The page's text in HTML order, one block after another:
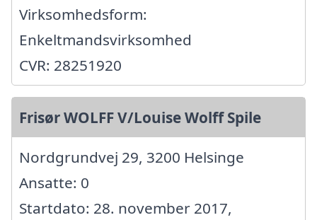
Virksomhedsform:
Enkeltmandsvirksomhed
CVR: 28251920
Frisør WOLFF V/Louise Wolff Spile
Nordgrundvej 29, 3200 Helsinge
Ansatte: 0
Startdato: 28. november 2017,